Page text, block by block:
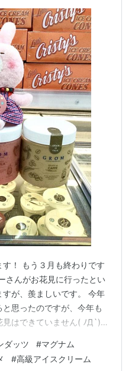
！ もう３月も終わりです
さんがお花見に行ったとい
が、羨ましいです。 今年
思ったのですが、今年も
はできていません( ﾉД`)ｼｸ
ているかと思います。 で
日本ではお手頃価格だっ
ダッツ #マグナム
#高級アイスクリーム